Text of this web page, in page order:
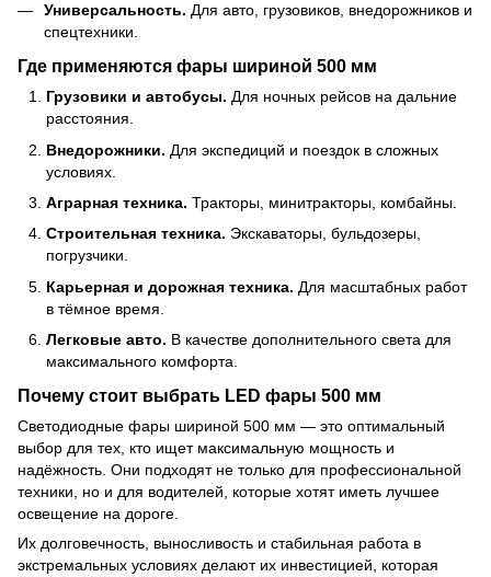
Универсальность. Для авто, грузовиков, внедорожников и
спецтехники.
Где применяются фары шириной 500 мм
Грузовики и автобусы. Для ночных рейсов на дальние
расстояния.
Внедорожники. Для экспедиций и поездок в сложных
условиях.
Аграрная техника. Тракторы, минитракторы, комбайны.
Строительная техника. Экскаваторы, бульдозеры,
погрузчики.
Карьерная и дорожная техника. Для масштабных работ
в тёмное время.
Легковые авто. В качестве дополнительного света для
максимального комфорта.
Почему стоит выбрать LED фары 500 мм
Светодиодные фары шириной 500 мм — это оптимальный
выбор для тех, кто ищет максимальную мощность и
надёжность. Они подходят не только для профессиональной
техники, но и для водителей, которые хотят иметь лучшее
освещение на дороге.
Их долговечность, выносливость и стабильная работа в
экстремальных условиях делают их инвестицией, которая